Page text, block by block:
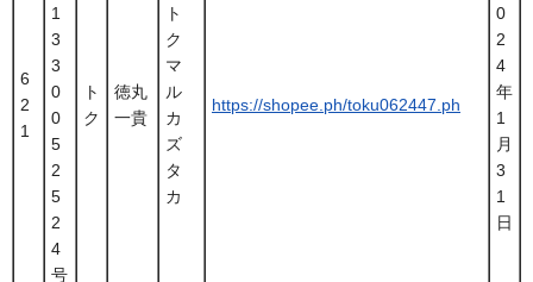
6
2
1
1
3
3
0
0
5
2
5
2
4
号
ト
ク
徳丸
一貴
ト
ク
マ
ル
カ
ズ
タ
カ
https://shopee.ph/toku062447.ph
0
2
4
年
1
月
3
1
日